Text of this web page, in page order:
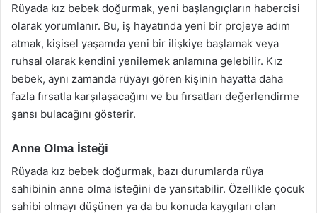
Rüyada kız bebek doğurmak, yeni başlangıçların habercisi
olarak yorumlanır. Bu, iş hayatında yeni bir projeye adım
atmak, kişisel yaşamda yeni bir ilişkiye başlamak veya
ruhsal olarak kendini yenilemek anlamına gelebilir. Kız
bebek, aynı zamanda rüyayı gören kişinin hayatta daha
fazla fırsatla karşılaşacağını ve bu fırsatları değerlendirme
şansı bulacağını gösterir.
Anne Olma İsteği
Rüyada kız bebek doğurmak, bazı durumlarda rüya
sahibinin anne olma isteğini de yansıtabilir. Özellikle çocuk
sahibi olmayı düşünen ya da bu konuda kaygıları olan